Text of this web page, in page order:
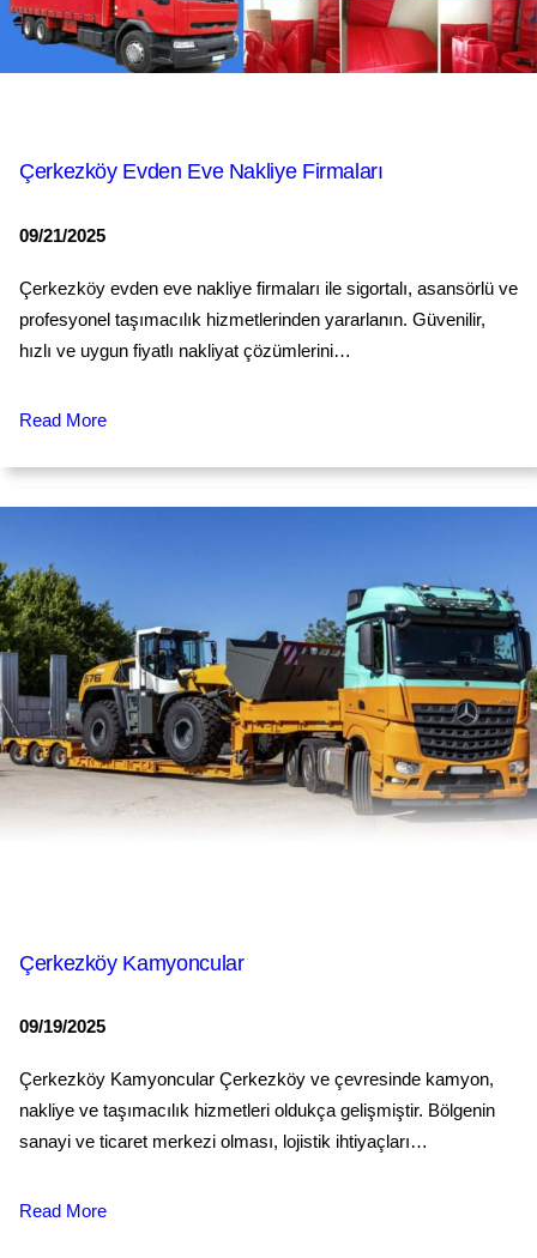
Çerkezköy Evden Eve Nakliye Firmaları
09/21/2025
Çerkezköy evden eve nakliye firmaları ile sigortalı, asansörlü ve
profesyonel taşımacılık hizmetlerinden yararlanın. Güvenilir,
hızlı ve uygun fiyatlı nakliyat çözümlerini…
Read More
Çerkezköy Kamyoncular
09/19/2025
Çerkezköy Kamyoncular Çerkezköy ve çevresinde kamyon,
nakliye ve taşımacılık hizmetleri oldukça gelişmiştir. Bölgenin
sanayi ve ticaret merkezi olması, lojistik ihtiyaçları…
Read More